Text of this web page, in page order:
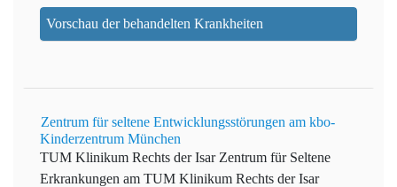
Vorschau der behandelten Krankheiten
Zentrum für seltene Entwicklungsstörungen am kbo-
Kinderzentrum München
TUM Klinikum Rechts der Isar Zentrum für Seltene
Erkrankungen am TUM Klinikum Rechts der Isar